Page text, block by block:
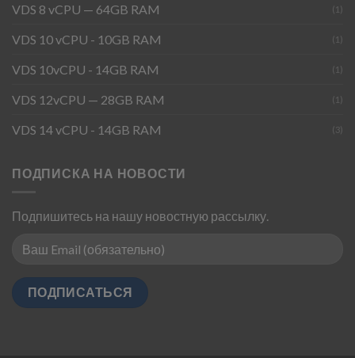
VDS 8 vCPU — 64GB RAM (1)
VDS 10 vCPU - 10GB RAM (1)
VDS 10vCPU - 14GB RAM (1)
VDS 12vCPU — 28GB RAM (1)
VDS 14 vCPU - 14GB RAM (3)
ПОДПИСКА НА НОВОСТИ
Подпишитесь на нашу новостную рассылку.